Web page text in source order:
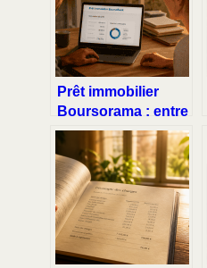
Prêt immobilier
Boursorama : entre
taux ultra-
compétitifs et
exigences de
dossier strictes